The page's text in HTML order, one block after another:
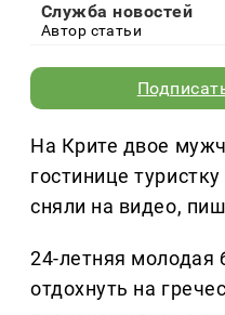
Служба новостей
Автор статьи
На Крите двое
гостинице
сняли на видео,
24-летняя молодая
отдохнуть на